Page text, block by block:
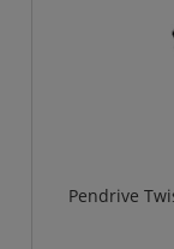
Pendrive